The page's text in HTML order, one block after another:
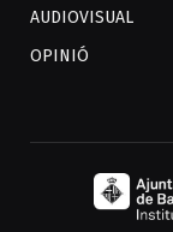
AUDIOVISUAL
OPINIÓ